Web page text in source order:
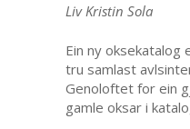
Liv Kristin Sola
Ein ny
tru samlast
Genoloftet for ein
gamle oksar i